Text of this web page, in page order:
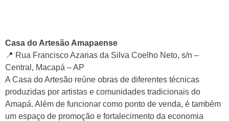
Casa do Artesão Amapaense
📍 Rua Francisco Azarias da Silva Coelho Neto, s/n –
Central, Macapá – AP
A Casa do Artesão reúne obras de diferentes técnicas
produzidas por artistas e comunidades tradicionais do
Amapá. Além de funcionar como ponto de venda, é também
um espaço de promoção e fortalecimento da economia